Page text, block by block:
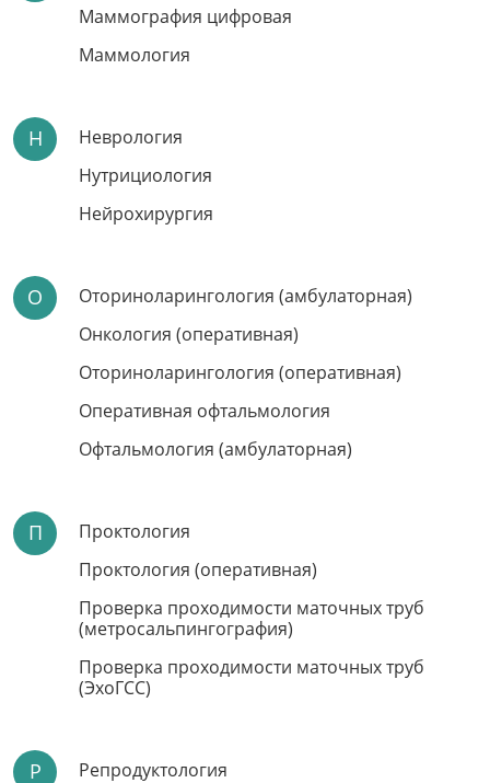
Лазерное лечение
варикоза за 1 день
Без госпитализации, без наркоза
Запись по телефону:
ЗАПИСЬ НА ПРИЁМ
ЧЕРЕЗ ЛИЧНЫЙ
КАБИНЕТ
Подбор удобного времени приёма
Запись на консультации и диагностику
Результаты проведенного обследования и
Маммография цифровая
Маммология
Н
Неврология
Нутрициология
Нейрохирургия
О
Оториноларингология (амбулаторная)
Онкология (оперативная)
Оториноларингология (оперативная)
Оперативная офтальмология
Офтальмология (амбулаторная)
П
Проктология
Проктология (оперативная)
Проверка проходимости маточных труб
(метросальпингография)
Проверка проходимости маточных труб
(ЭхоГСС)
Р Репродуктология